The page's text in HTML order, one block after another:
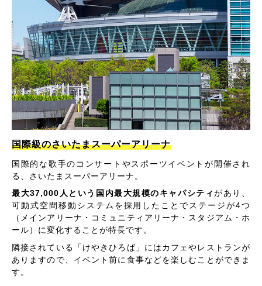
国際級のさいたまスーパーアリーナ
国際的な歌手のコンサートやスポーツイベントが開催され
る、さいたまスーパーアリーナ。
最大37,000人という国内最大規模のキャパシティがあり、
可動式空間移動システムを採用したことでステージが4つ
（メインアリーナ・コミュニティアリーナ・スタジアム・ホ
ール）に変化することが特長です。
隣接されている「けやきひろば」にはカフェやレストランが
ありますので、イベント前に食事などを楽しむことができま
す。